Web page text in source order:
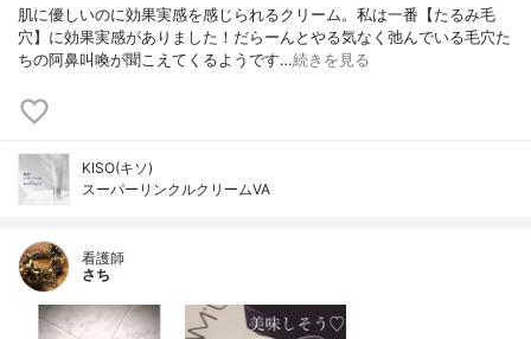
肌に優しいのに効果実感を感じられるクリーム。私は一番【たるみ毛
穴】に効果実感がありました！だらーんとやる気なく弛んでいる毛穴た
ちの阿鼻叫喚が聞こえてくるようです…続きを見る
KISO(キソ)
スーパーリンクルクリームVA
看護師
さち